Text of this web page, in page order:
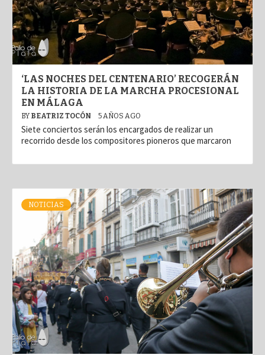
‘LAS NOCHES DEL CENTENARIO’ RECOGERÁN
LA HISTORIA DE LA MARCHA PROCESIONAL
EN MÁLAGA
BY BEATRIZ TOCÓN 5 AÑOS AGO
Siete conciertos serán los encargados de realizar un
recorrido desde los compositores pioneros que marcaron
NOTICIAS